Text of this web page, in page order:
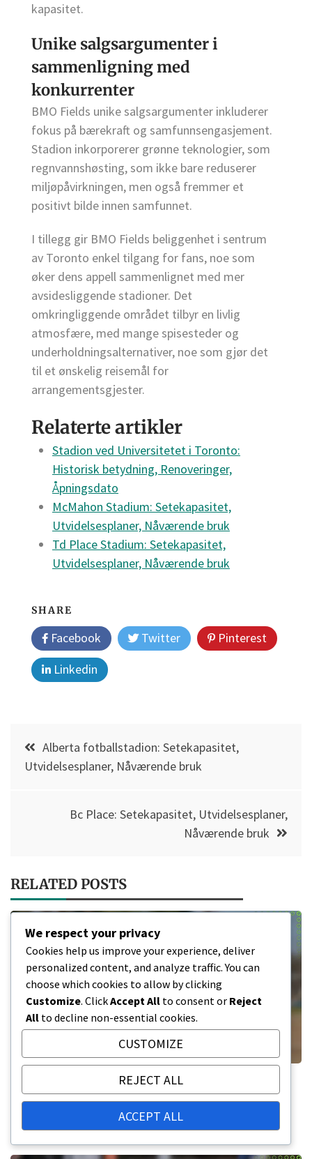
kapasitet.
Unike salgsargumenter i
sammenligning med
konkurrenter
BMO Fields unike salgsargumenter inkluderer
fokus på bærekraft og samfunnsengasjement.
Stadion inkorporerer grønne teknologier, som
regnvannshøsting, som ikke bare reduserer
miljøpåvirkningen, men også fremmer et
positivt bilde innen samfunnet.
I tillegg gir BMO Fields beliggenhet i sentrum
av Toronto enkel tilgang for fans, noe som
øker dens appell sammenlignet med mer
avsidesliggende stadioner. Det
omkringliggende området tilbyr en livlig
atmosfære, med mange spisesteder og
underholdningsalternativer, noe som gjør det
til et ønskelig reisemål for
arrangementsgjester.
Relaterte artikler
Stadion ved Universitetet i Toronto:
Historisk betydning, Renoveringer,
Åpningsdato
McMahon Stadium: Setekapasitet,
Utvidelsesplaner, Nåværende bruk
Td Place Stadium: Setekapasitet,
Utvidelsesplaner, Nåværende bruk
SHARE
Facebook Twitter
Pinterest
Linkedin
Post
navigation
Alberta fotballstadion: Setekapasitet,
Utvidelsesplaner, Nåværende bruk
Bc Place: Setekapasitet, Utvidelsesplaner,
Nåværende bruk
RELATED POSTS
Stade Saputo: Arkitektonisk design,
Unike egenskaper, Byggematerialer
We respect your privacy
Cookies help us improve your experience, deliver
personalized content, and analyze traffic. You can
choose which cookies to allow by clicking
Customize. ClickAccept All to consent or Reject
All to decline non-essential cookies.
CUSTOMIZE
REJECT ALL
ACCEPT ALL